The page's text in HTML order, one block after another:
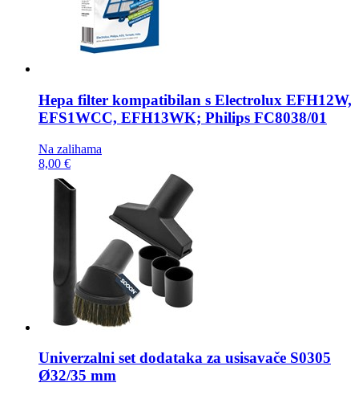
Hepa filter kompatibilan s Electrolux EFH12W,
EFS1WCC, EFH13WK; Philips FC8038/01
Na zalihama
8,00 €
Univerzalni set dodataka za usisavače S0305
Ø32/35 mm